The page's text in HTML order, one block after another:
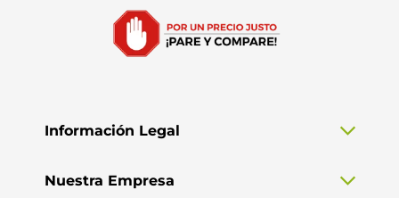
Información Legal
Nuestra Empresa